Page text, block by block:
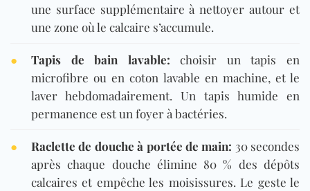
une surface supplémentaire à nettoyer autour et
une zone où le calcaire s’accumule.
● Tapis de bain lavable: choisir un tapis en
microfibre ou en coton lavable en machine, et le
laver hebdomadairement. Un tapis humide en
permanence est un foyer à bactéries.
● Raclette de douche à portée de main: 30 secondes
après chaque douche élimine 80 % des dépôts
calcaires et empêche les moisissures. Le geste le